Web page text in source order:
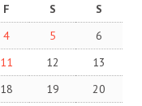
F S
S
4 5
6
11 12
13
18 19
20